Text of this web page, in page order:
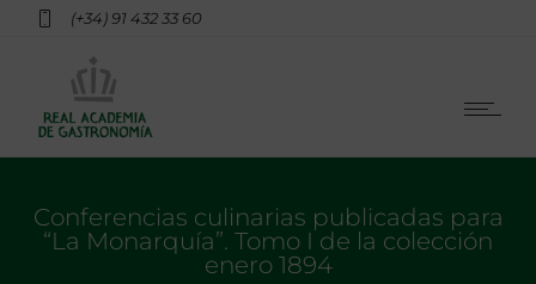
(+34) 91 432 33 60
Conferencias culinarias publicadas para
“La Monarquía”. Tomo I de la colección
enero 1894